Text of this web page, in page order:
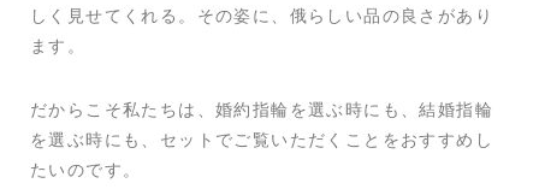
しく見せてくれる。その姿に、俄らしい品の良さがあり
ます。
だからこそ私たちは、婚約指輪を選ぶ時にも、結婚指輪
を選ぶ時にも、セットでご覧いただくことをおすすめし
たいのです。